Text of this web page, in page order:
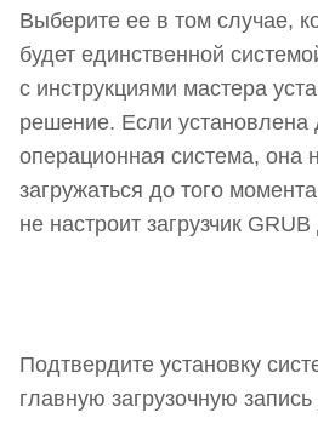
Выберите ее в том случае,
будет единственной
с инструкциями мастера
решение. Если установлена
операционная система, она
загружаться до того
не настроит загрузчик
Подтвердите установку
главную загрузочную запись